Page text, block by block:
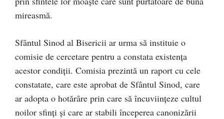
mireasmă.
Sfântul Sinod al Bisericii ar urma să instituie o
comisie de cercetare pentru a constata existența
acestor condiții. Comisia prezintă un raport cu cele
constatate, care este aprobat de Sfântul Sinod, care
ar adopta o hotărâre prin care să încuviințeze cultul
noilor sfinți și care ar stabili începerea canonizării